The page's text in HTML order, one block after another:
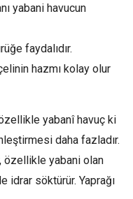
yabani havucun
faydalıdır.
hazmı kolay olur
yabanî havuç ki
daha fazladır.
özellikle yabani olan
idrar söktürür. Yaprağı